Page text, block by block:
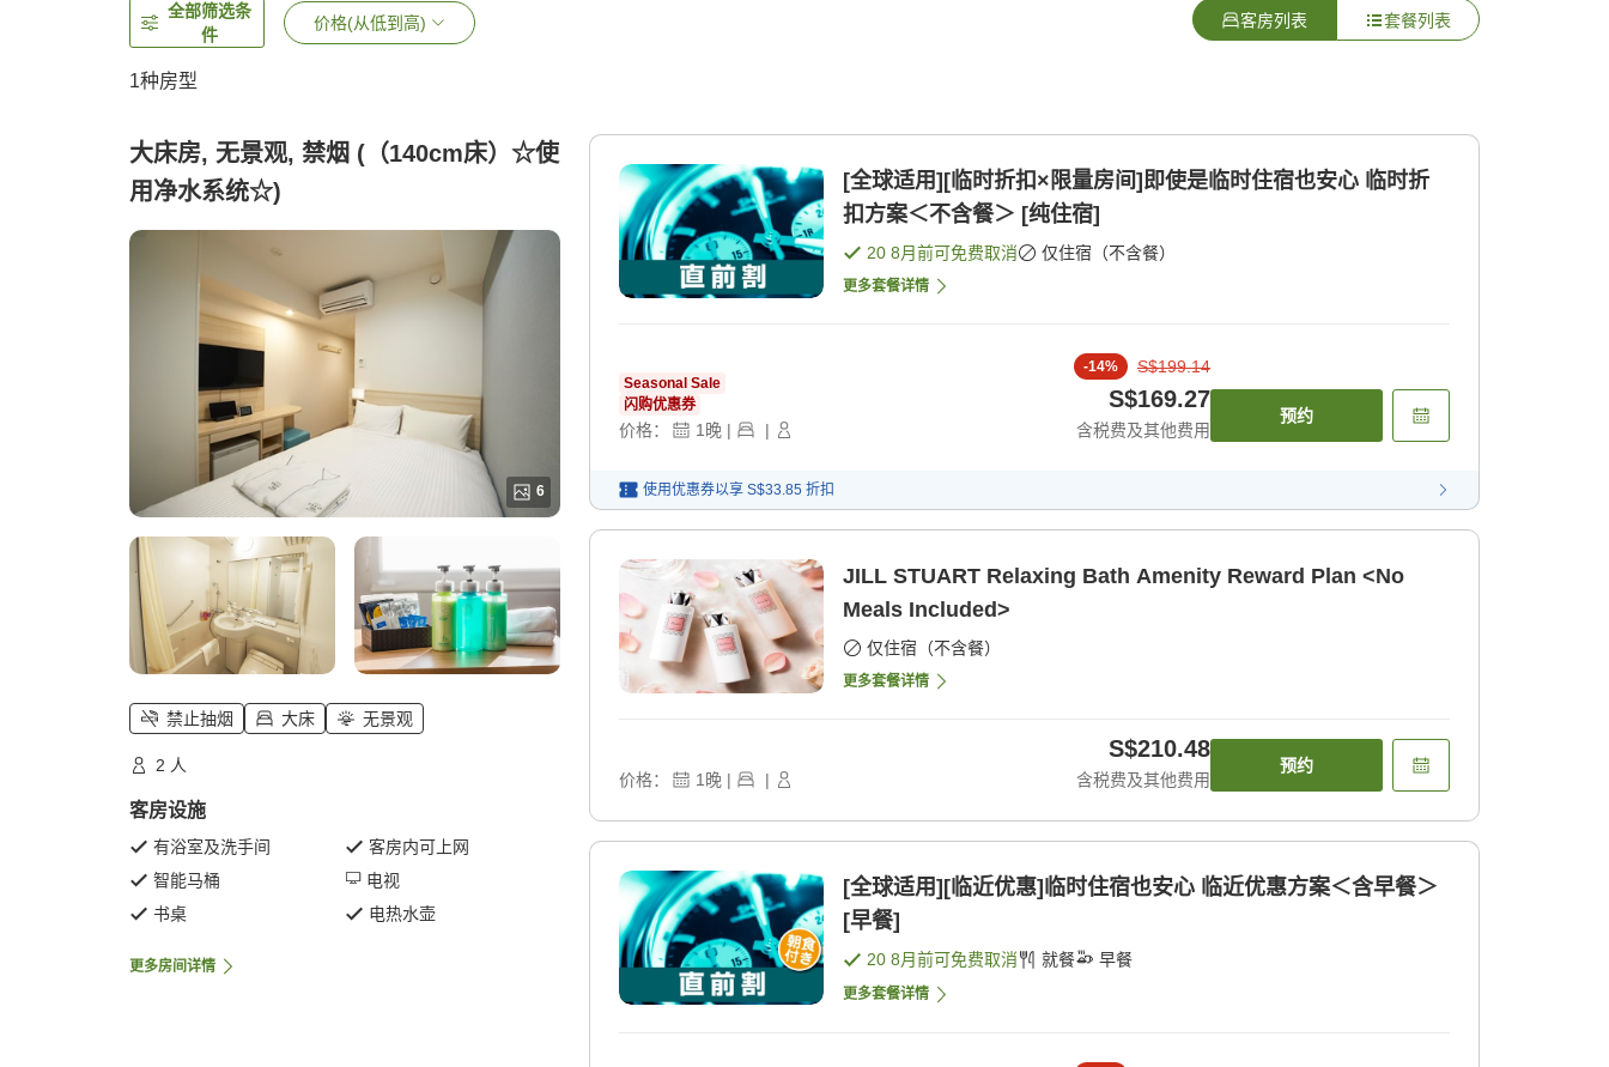
全部筛选条
件
价格(从低到高) 客房列表 套餐列表
1种房型
大床房, 无景观, 禁烟 (（140cm床）☆使
用净水系统☆)
6
禁止抽烟 大床 无景观
2 人
客房设施
有浴室及洗手间
客房内可上网
智能马桶
电视
书桌
电热水壶
更多房间详情
[全球适用][临时折扣×限量房间]即使是临时住宿也安心 临时折
扣方案＜不含餐＞ [纯住宿]
20 8月前可免费取消 仅住宿（不含餐）
更多套餐详情
Seasonal Sale
闪购优惠券
价格： 1晚 | |
-14% S$199.14
S$169.27
含税费及其他费用
预约
使用优惠券以享 S$33.85 折扣
JILL STUART Relaxing Bath Amenity Reward Plan <No
Meals Included>
仅住宿（不含餐）
更多套餐详情
价格： 1晚 | |
S$210.48
含税费及其他费用
预约
[全球适用][临近优惠]临时住宿也安心 临近优惠方案＜含早餐＞
[早餐]
20 8月前可免费取消 就餐 早餐
更多套餐详情